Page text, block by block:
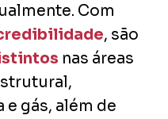
Com
, são
nas áreas
gás, além de